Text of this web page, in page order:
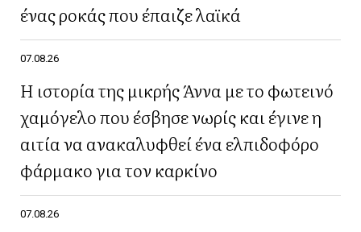
ένας ροκάς που έπαιζε λαϊκά
07.08.26
Η ιστορία της μικρής Άννα με το φωτεινό
χαμόγελο που έσβησε νωρίς και έγινε η
αιτία να ανακαλυφθεί ένα ελπιδοφόρο
φάρμακο για τον καρκίνο
07.08.26